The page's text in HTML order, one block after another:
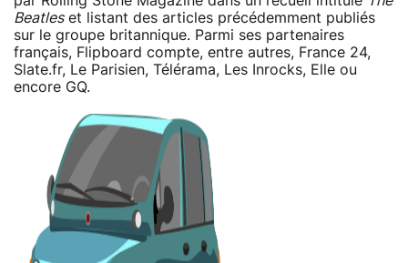
Beatleset listant des articles précédemment publiés
sur le groupe britannique. Parmi ses partenaires
français, Flipboard compte, entre autres, France 24,
Slate.fr, Le Parisien, Télérama, Les Inrocks, Elle ou
encore GQ.